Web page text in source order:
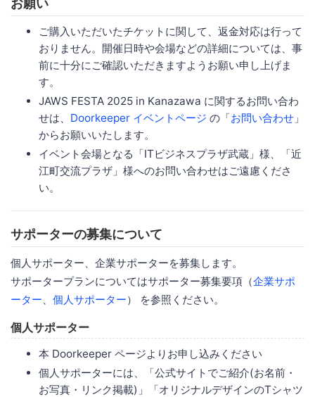
お願い
ご購入いただいたチケットに関して、返金対応は行って
おりません。開催日時や会場などの詳細については、事
前に十分にご確認いただきますようお願い申し上げま
す。
JAWS FESTA 2025 in Kanazawa に関するお問い合わ
せは、 Doorkeeper イベントページ の「お問い合わせ 」
からお願いいたします。
イベント会場となる「ITビジネスプラザ武蔵」様、「近
江町交流プラザ」様へのお問い合わせはご遠慮くださ
い。
サポーターの募集について
個人サポーター、企業サポーターを募集します。
サポータープランについてはサポーター募集要項（企業サポ
ーター、 個人サポーター） を参照ください。
個人サポーター
本 Doorkeeper ページよりお申し込みください
個人サポーターには、「公式サイトでご紹介(お名前・
お写真・リンク掲載)」「オリジナルデザインのTシャツ